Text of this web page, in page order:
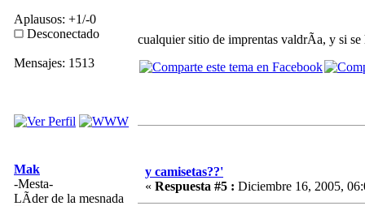
Aplausos: +1/-0
Desconectado
Mensajes: 1513
cualquier sitio de imprentas valdrÃ­a, y si
Mak
-Mesta-
LÃ­der de la mesnada
y camisetas??'
« Respuesta #5 : Diciembre 16, 2005,